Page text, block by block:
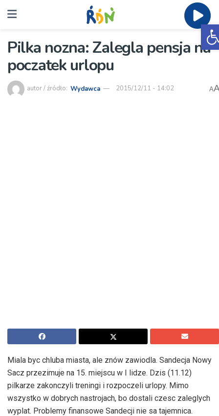
Pilka nozna: Zalegla pensja na
poczatek urlopu
autor / źródło: Wydawca 2015/12/11 - 14:02 A
Miala byc chluba miasta, ale znów zawiodla. Sandecja Nowy
Sacz przezimuje na 15. miejscu w I lidze. Dzis (11.12)
pilkarze zakonczyli treningi i rozpoczeli urlopy. Mimo
wszystko w dobrych nastrojach, bo dostali czesc zaleglych
wyplat. Problemy finansowe Sandecji nie sa tajemnica.